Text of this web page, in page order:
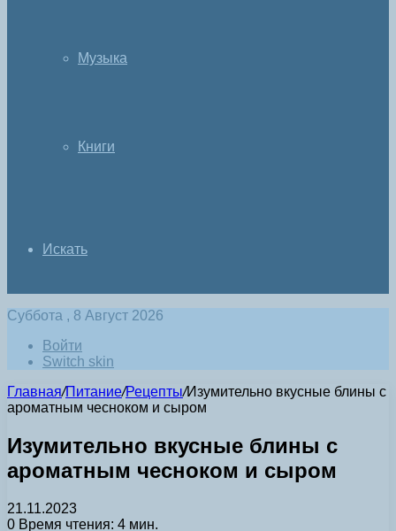
Музыка
Книги
Искать
Суббота , 8 Август 2026
Войти
Switch skin
Главная/Питание/Рецепты/Изумительно вкусные блины с
ароматным чесноком и сыром
Изумительно вкусные блины с
ароматным чесноком и сыром
21.11.2023
0 Время чтения: 4 мин.